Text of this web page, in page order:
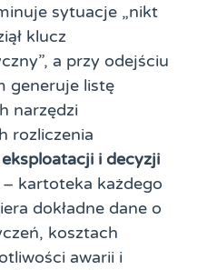
sytuacje „nikt
klucz
a przy odejściu
generuje listę
narzędzi
rozliczenia
eksploatacji i decyzji
– kartoteka każdego
dokładne dane o
kosztach
awarii i